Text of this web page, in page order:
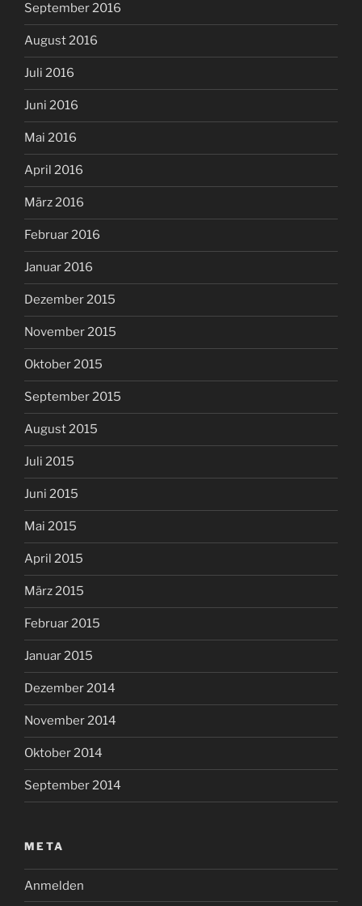
September 2016
August 2016
Juli 2016
Juni 2016
Mai 2016
April 2016
März 2016
Februar 2016
Januar 2016
Dezember 2015
November 2015
Oktober 2015
September 2015
August 2015
Juli 2015
Juni 2015
Mai 2015
April 2015
März 2015
Februar 2015
Januar 2015
Dezember 2014
November 2014
Oktober 2014
September 2014
META
Anmelden